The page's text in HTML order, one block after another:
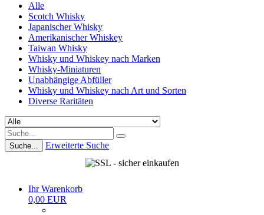
Alle
Scotch Whisky
Japanischer Whisky
Amerikanischer Whiskey
Taiwan Whisky
Whisky und Whiskey nach Marken
Whisky-Miniaturen
Unabhängige Abfüller
Whisky und Whiskey nach Art und Sorten
Diverse Raritäten
Suche... Erweiterte Suche
Ihr Warenkorb
0,00 EUR